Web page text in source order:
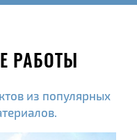
РАБОТЫ
из популярных